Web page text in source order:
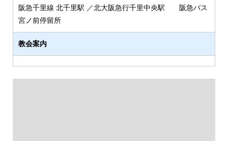
阪急千里線 北千里駅 ／北大阪急行千里中央駅 阪急バス
宮ノ前停留所
教会案内